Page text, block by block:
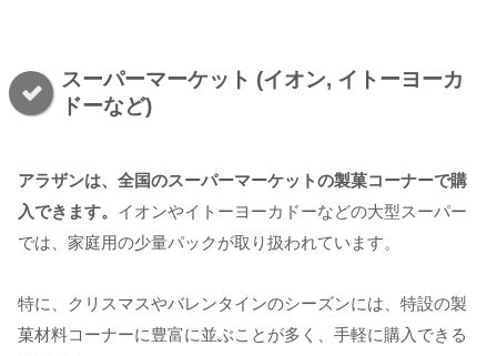
スーパーマーケット (イオン, イトーヨーカ
ドーなど)
アラザンは、全国のスーパーマーケットの製菓コーナーで購
入できます。 イオンやイトーヨーカドーなどの大型スーパー
では、家庭用の少量パックが取り扱われています。
特に、クリスマスやバレンタインのシーズンには、特設の製
菓材料コーナーに豊富に並ぶことが多く、手軽に購入できる